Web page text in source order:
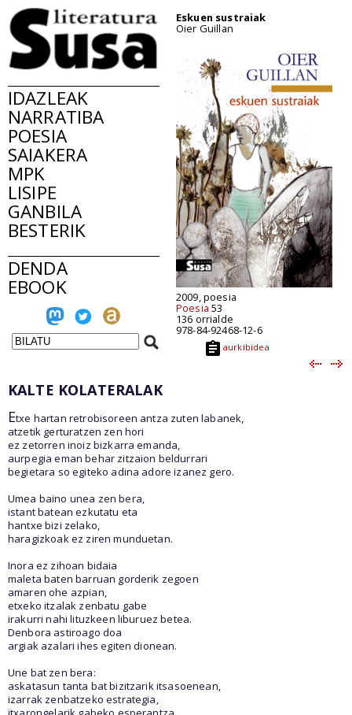
IDAZLEAK
NARRATIBA
POESIA
SAIAKERA
MPK
LISIPE
GANBILA
BESTERIK
DENDA
EBOOK
Eskuen sustraiak
Oier Guillan
2009, poesia
Poesia 53
136 orrialde
978-84-92468-12-6
aurkibidea
KALTE KOLATERALAK
Etxe hartan retrobisoreen antza zuten labanek,
atzetik gerturatzen zen hori
ez zetorren inoiz bizkarra emanda,
aurpegia eman behar zitzaion beldurrari
begietara so egiteko adina adore izanez gero.
Umea baino unea zen bera,
istant batean ezkutatu eta
hantxe bizi zelako,
haragizkoak ez ziren munduetan.
Inora ez zihoan bidaia
maleta baten barruan gorderik zegoen
amaren ohe azpian,
etxeko itzalak zenbatu gabe
irakurri nahi lituzkeen liburuez betea.
Denbora astiroago doa
argiak azalari ihes egiten dionean.
Une bat zen bera:
askatasun tanta bat bizitzarik itsasoenean,
izarrak zenbatzeko estrategia,